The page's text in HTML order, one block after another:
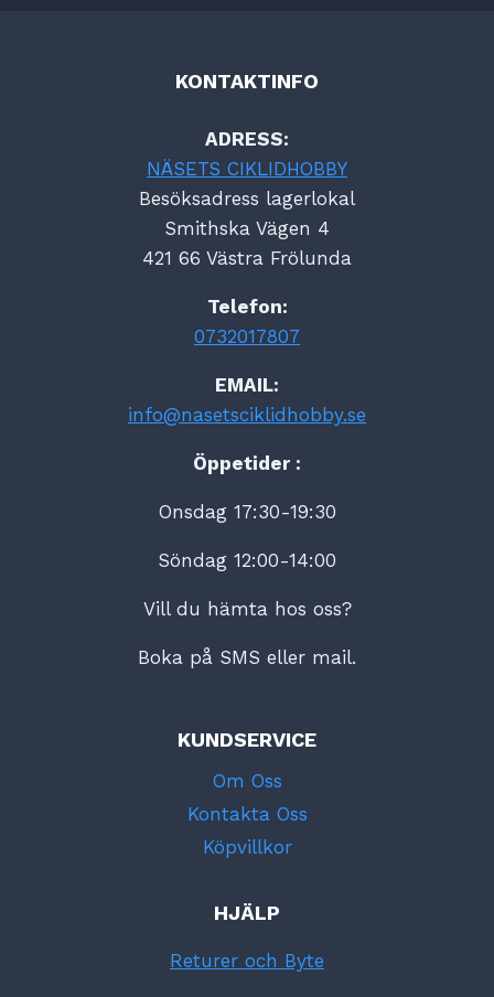
KONTAKTINFO
ADRESS:
NÄSETS CIKLIDHOBBY
Besöksadress lagerlokal
Smithska Vägen 4
421 66 Västra Frölunda
Telefon:
0732017807
EMAIL:
info@nasetsciklidhobby.se
Öppetider :
Onsdag 17:30-19:30
Söndag 12:00-14:00
Vill du hämta hos oss?
Boka på SMS eller mail.
KUNDSERVICE
Om Oss
Kontakta Oss
Köpvillkor
HJÄLP
Returer och Byte